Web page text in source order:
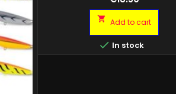
 Add to cart
 In stock